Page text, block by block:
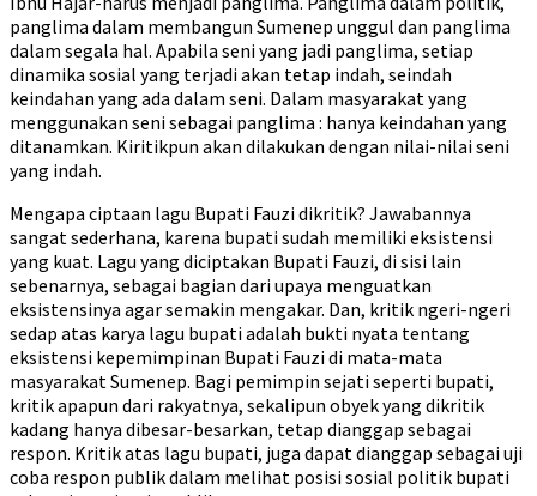
panglima dalam membangun Sumenep unggul dan panglima
dalam segala hal. Apabila seni yang jadi panglima, setiap
dinamika sosial yang terjadi akan tetap indah, seindah
keindahan yang ada dalam seni. Dalam masyarakat yang
menggunakan seni sebagai panglima : hanya keindahan yang
ditanamkan. Kiritikpun akan dilakukan dengan nilai-nilai seni
yang indah.
Mengapa ciptaan lagu Bupati Fauzi dikritik? Jawabannya
sangat sederhana, karena bupati sudah memiliki eksistensi
yang kuat. Lagu yang diciptakan Bupati Fauzi, di sisi lain
sebenarnya, sebagai bagian dari upaya menguatkan
eksistensinya agar semakin mengakar. Dan, kritik ngeri-ngeri
sedap atas karya lagu bupati adalah bukti nyata tentang
eksistensi kepemimpinan Bupati Fauzi di mata-mata
masyarakat Sumenep. Bagi pemimpin sejati seperti bupati,
kritik apapun dari rakyatnya, sekalipun obyek yang dikritik
kadang hanya dibesar-besarkan, tetap dianggap sebagai
respon. Kritik atas lagu bupati, juga dapat dianggap sebagai uji
coba respon publik dalam melihat posisi sosial politik bupati